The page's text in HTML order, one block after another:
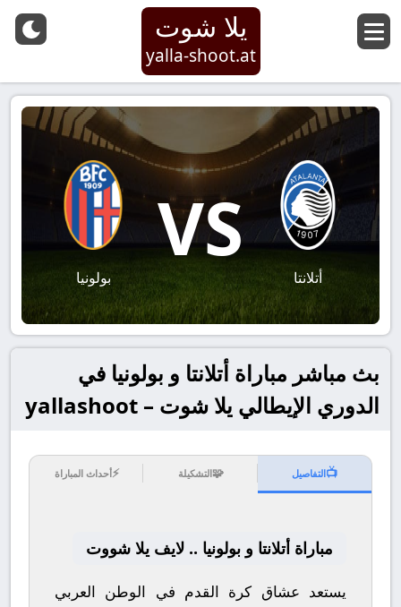
يلا شوت
yalla-shoot.at
أتلانتا
VS
بولونيا
بث مباشر مباراة أتلانتا و بولونيا في
الدوري الإيطالي يلا شوت – yallashoot
📺التفاصيل 🧩التشكيلة ⚡أحداث المباراة
مباراة أتلانتا و بولونيا .. لايف يلا شووت
يستعد عشاق كرة القدم في الوطن العربي